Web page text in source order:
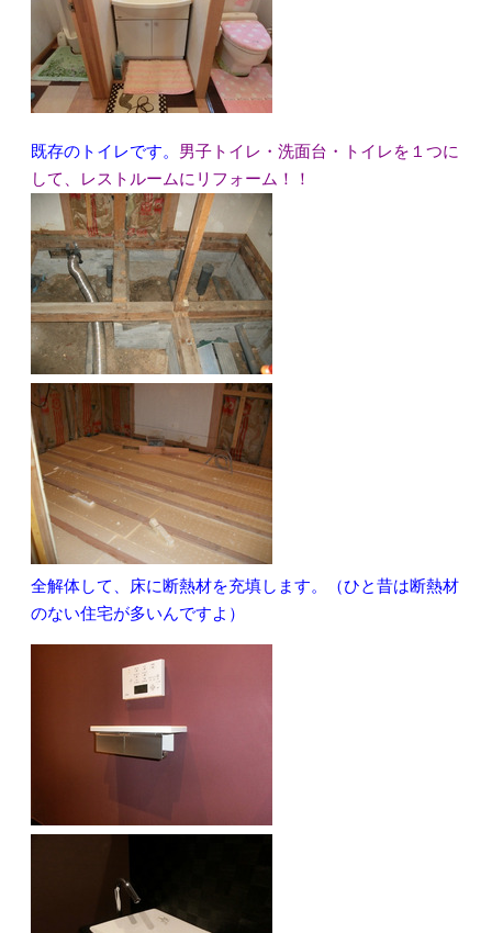
既存のトイレです。 男子トイレ・洗面台・トイレを１つに
して、レストルームにリフォーム！！
全解体して、床に断熱材を充填します。（ひと昔は断熱材
のない住宅が多いんですよ）